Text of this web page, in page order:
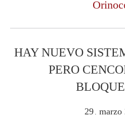
HAY NUEVO
PERO
29 marzo